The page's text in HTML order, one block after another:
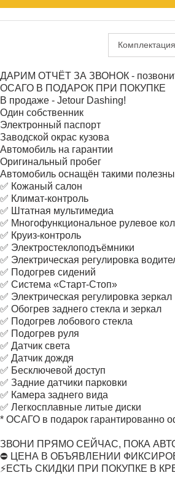
Комплектация
ДАРИМ ОТЧЁТ ЗА ЗВОНОК -
ОСАГО В ПОДАРОК ПРИ ПОКУПКЕ
В продаже - Jetour Dashing!
Один собственник
Электронный паспорт
Заводской окрас кузова
Автомобиль на гарантии
Оригинальный пробег
Автомобиль оснащён такими
✅ Кожаный салон
✅ Климат-контроль
✅ Штатная мультимедиа
✅ Многофункциональное рулевое
✅ Круиз-контроль
✅ Электростеклоподъёмники
✅ Электрическая регулировка
✅ Подогрев сидений
✅ Система «Старт-Стоп»
✅ Электрическая регулировка зеркал
✅ Обогрев заднего стекла и зеркал
✅ Подогрев лобового стекла
✅ Подогрев руля
✅ Датчик света
✅ Датчик дождя
✅ Бесключевой доступ
✅ Задние датчики парковки
✅ Камера заднего вида
✅ Легкосплавные литые диски
* ОСАГО в подарок гарантированно
ЗВОНИ ПРЯМО СЕЙЧАС, ПОКА
⛔ ЦЕНА В ОБЪЯВЛЕНИИ
⚡ЕСТЬ СКИДКИ ПРИ ПОКУПКЕ В